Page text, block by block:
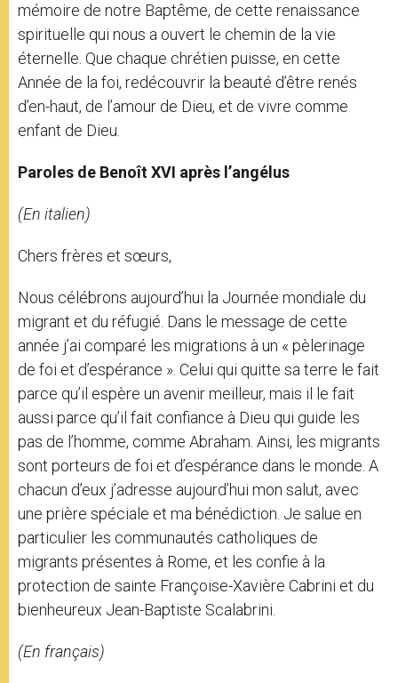
mémoire de notre Baptême, de cette renaissance
spirituelle qui nous a ouvert le chemin de la vie
éternelle. Que chaque chrétien puisse, en cette
Année de la foi, redécouvrir la beauté d’être renés
d’en-haut, de l’amour de Dieu, et de vivre comme
enfant de Dieu.
Paroles de Benoît XVI après l’angélus
(En italien)
Chers frères et sœurs,
Nous célébrons aujourd’hui la Journée mondiale du
migrant et du réfugié. Dans le message de cette
année j’ai comparé les migrations à un « pèlerinage
de foi et d’espérance ». Celui qui quitte sa terre le fait
parce qu’il espère un avenir meilleur, mais il le fait
aussi parce qu’il fait confiance à Dieu qui guide les
pas de l’homme, comme Abraham. Ainsi, les migrants
sont porteurs de foi et d’espérance dans le monde. A
chacun d’eux j’adresse aujourd’hui mon salut, avec
une prière spéciale et ma bénédiction. Je salue en
particulier les communautés catholiques de
migrants présentes à Rome, et les confie à la
protection de sainte Françoise-Xavière Cabrini et du
bienheureux Jean-Baptiste Scalabrini.
(En français)